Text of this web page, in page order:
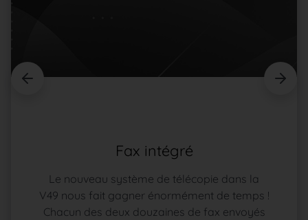
Fax intégré
Le nouveau système de télécopie dans la
V49 nous fait gagner énormément de temps !
Chacun des deux douzaines de fax envoyés